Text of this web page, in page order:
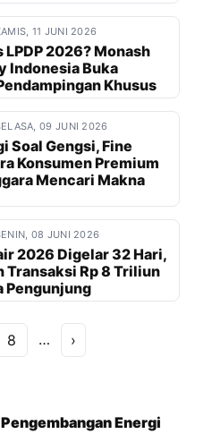
11 JUNI 2026
LPDP 2026? Monash
Indonesia Buka
Khusus
09 JUNI 2026
Soal Gengsi, Fine
Konsumen Premium
Mencari Makna
08 JUNI 2026
2026 Digelar 32 Hari,
Transaksi Rp 8 Triliun
Pengunjung
8 … ›
Energi